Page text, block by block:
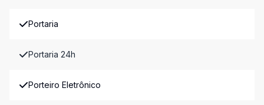
Portaria
Portaria 24h
Porteiro Eletrônico